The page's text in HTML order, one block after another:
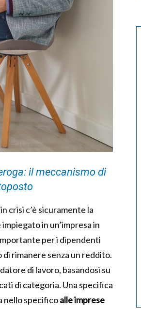
il meccanismo di
crisi c’è sicuramente la
in un’impresa in
per i dipendenti
rimanere senza un reddito.
di lavoro, basandosi su
di categoria. Una specifica
nello specificoalle imprese